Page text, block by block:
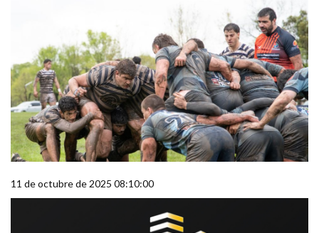
11 de octubre de 2025 08:10:00